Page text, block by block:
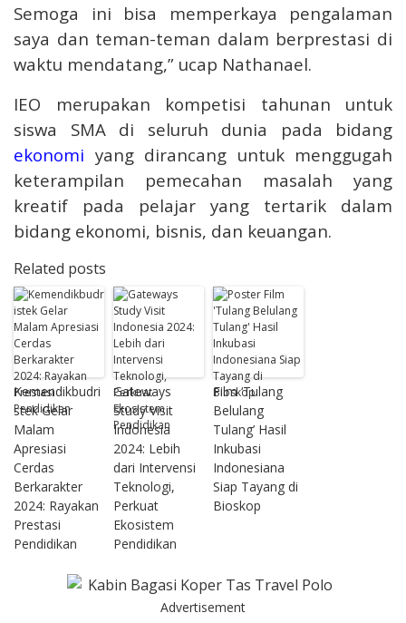
Semoga ini bisa memperkaya pengalaman
saya dan teman-teman dalam berprestasi di
waktu mendatang,” ucap Nathanael.
IEO merupakan kompetisi tahunan untuk
siswa SMA di seluruh dunia pada bidang
ekonomi yang dirancang untuk menggugah
keterampilan pemecahan masalah yang
kreatif pada pelajar yang tertarik dalam
bidang ekonomi, bisnis, dan keuangan.
Related posts
Kemendikbudri
stek Gelar
Malam
Apresiasi
Cerdas
Berkarakter
2024: Rayakan
Prestasi
Pendidikan
Gateways
Study Visit
Indonesia
2024: Lebih
dari Intervensi
Teknologi,
Perkuat
Ekosistem
Pendidikan
Film ‘Tulang
Belulang
Tulang’ Hasil
Inkubasi
Indonesiana
Siap Tayang di
Bioskop
Advertisement